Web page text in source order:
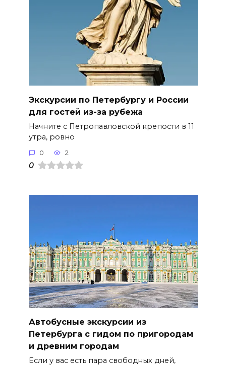
Экскурсии по Петербургу и России
для гостей из-за рубежа
Начните с Петропавловской крепости в 11
утра, ровно
0 2
0
Автобусные экскурсии из
Петербурга с гидом по пригородам
и древним городам
Если у вас есть пара свободных дней,